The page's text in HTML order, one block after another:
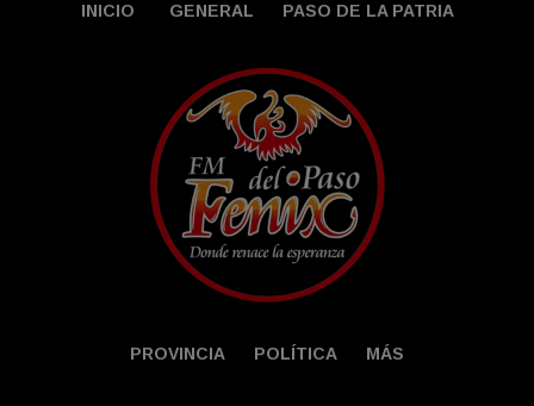
INICIO GENERAL PASO DE LA PATRIA
PROVINCIA POLÍTICA MÁS